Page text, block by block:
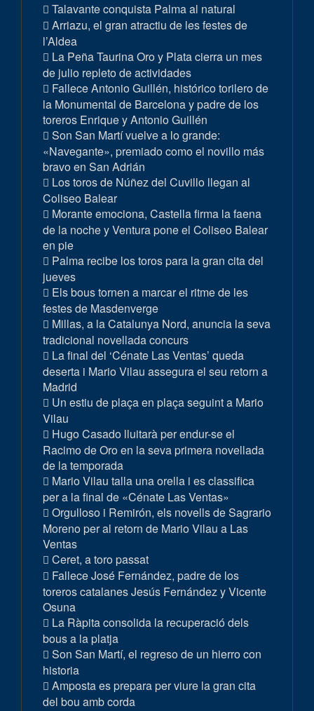
Talavante conquista Palma al natural
Arriazu, el gran atractiu de les festes de
l’Aldea
La Peña Taurina Oro y Plata cierra un mes
de julio repleto de actividades
Fallece Antonio Guillén, histórico torilero de
la Monumental de Barcelona y padre de los
toreros Enrique y Antonio Guillén
Son San Martí vuelve a lo grande:
«Navegante», premiado como el novillo más
bravo en San Adrián
Los toros de Núñez del Cuvillo llegan al
Coliseo Balear
Morante emociona, Castella firma la faena
de la noche y Ventura pone el Coliseo Balear
en pie
Palma recibe los toros para la gran cita del
jueves
Els bous tornen a marcar el ritme de les
festes de Masdenverge
Millas, a la Catalunya Nord, anuncia la seva
tradicional novellada concurs
La final del ‘Cénate Las Ventas’ queda
deserta i Mario Vilau assegura el seu retorn a
Madrid
Un estiu de plaça en plaça seguint a Mario
Vilau
Hugo Casado lluitarà per endur-se el
Racimo de Oro en la seva primera novellada
de la temporada
Mario Vilau talla una orella i es classifica
per a la final de «Cénate Las Ventas»
Orgulloso i Remirón, els novells de Sagrario
Moreno per al retorn de Mario Vilau a Las
Ventas
Ceret, a toro passat
Fallece José Fernández, padre de los
toreros catalanes Jesús Fernández y Vicente
Osuna
La Ràpita consolida la recuperació dels
bous a la platja
Son San Martí, el regreso de un hierro con
historia
Amposta es prepara per viure la gran cita
del bou amb corda